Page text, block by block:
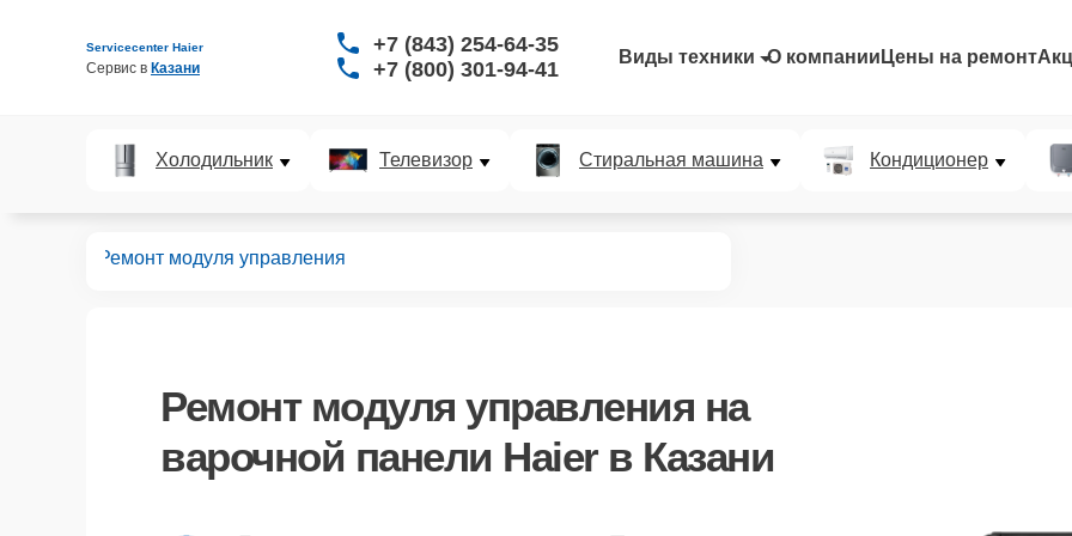
Servicecenter Haier
Сервис в Казани
+7 (843) 254-64-35
+7 (800) 301-94-41
Виды техники О компании Цены на ремонт
Холодильник Телевизор Стиральная машина Кондиционер
Ремонт модуля управления
Ремонт модуля управления на
варочной панели Haier в Казани